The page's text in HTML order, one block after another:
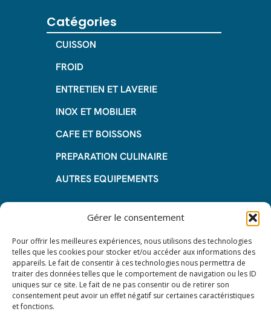
Gérer le consentement
Pour offrir les meilleures expériences, nous utilisons des technologies
telles que les cookies pour stocker et/ou accéder aux informations des
appareils. Le fait de consentir à ces technologies nous permettra de
traiter des données telles que le comportement de navigation ou les ID
uniques sur ce site. Le fait de ne pas consentir ou de retirer son
consentement peut avoir un effet négatif sur certaines caractéristiques
et fonctions.
Catégories
CUISSON
FROID
ENTRETIEN ET LAVERIE
INOX ET MOBILIER
CAFE ET BOISSONS
PREPARATION CULINAIRE
AUTRES EQUIPEMENTS
Informations
Questions fréquentes
Les avantages de la LOA
Les étapes du leasing de matériel
de restauration